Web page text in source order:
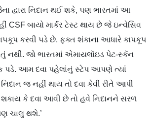
દ્વારા નિદાન થઈ શકે, પણ ભારતમાં આ
CSF બાયો માર્કર ટેસ્ટ થાય છે જે ઇન્વેસિવ
કરવી પડે છે. ફક્ત શંકાના આધારે કાપકૂપ
નથી. જો ભારતમાં એમાયલૉઇડ પેટ-સ્કૅન
પડે. આમ દવા પહેલાંનું સ્ટેપ આપણે ત્યાં
જ નહીં થાય તો દવા કેવી રીતે આપી
કે દવા આવી છે તો હવે નિદાનને સરળ
ચાલુ થશે.’